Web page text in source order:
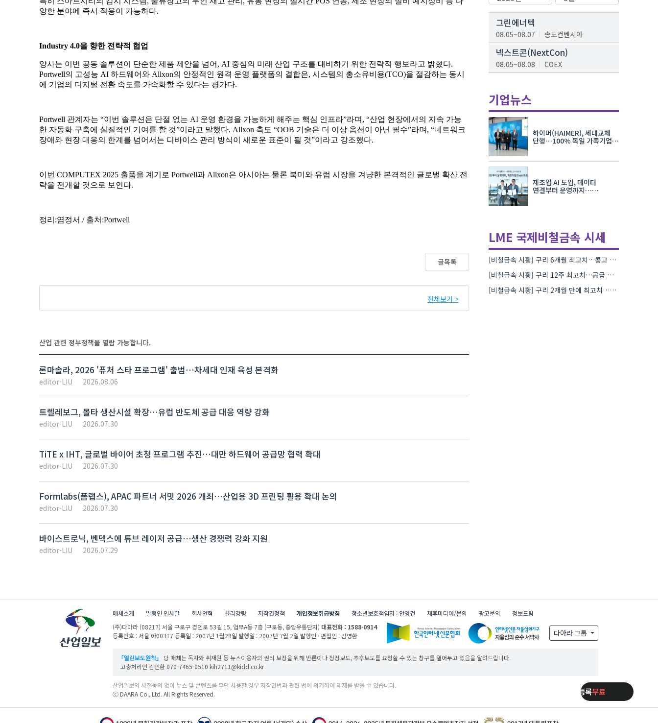
글목록
전체보기 >
산업 관련 정부정책을 열람 가능합니다.
론마솔라, 2026 '퓨처 스타 프로그램' 출범…차세대 인재 육성 본격화
editor-LIU 2026.08.06
트렐레보그, 몰타 생산시설 확장…유럽 반도체 공급 대응 역량 강화
editor-LIU 2026.07.30
TiTE x IHT, 글로벌 바이어 초청 프로그램 추진…대만 하드웨어 공급망 협력 확대
editor-LIU 2026.07.30
Formlabs(폼랩스), APAC 파트너 서밋 2026 개최…산업용 3D 프린팅 활용 확대 논의
editor-LIU 2026.07.30
바이스트로닉, 벤덱스에 튜브 레이저 공급…생산 경쟁력 강화 지원
editor-LIU 2026.07.29
그린에너텍
08.05~08.07 송도컨벤시아
넥스트콘(NextCon)
08.05~08.08 COEX
08.19~08.21
K-PRINT
08.19~08.22
자율주행모빌리티산업전
08.25~08.27
차세대 반도체 패키징 산업전
08.26~08.28 수원컨벤션센터
기업뉴스
하이머(HAIMER), 세대교체
단행…100% 독일 가족기업
제조업 AI 도입, 데이터
연결부터 운영까지…
LME 국제비철금속 시세
[비철금속 시황] 구리 6개월 최고치…콩고 수출 규제에 공급 우려 확대
[비철금속 시황] 구리 12주 최고치…공급 부족 우려에 강세
[비철금속 시황] 구리 2개월 만에 최고치…재고 감소에 공급 부족 우려 확대
제품등록무료
매체소개 발행인 인사말 회사연혁 윤리강령 저작권정책 개인정보취급방침 청소년보호책임자 : 안영건 제휴미디어/문의 광고문의
정보드림
(주)다아라 (08217) 서울 구로구 경인로 53길 15,업무A동 7층 (구로동, 중앙유통단지) 대표전화 : 1588-0914
등록번호 : 서울 아00317 등록일 : 2007년 1월29일 발행일 : 2007년 7월 2일 발행인 · 편집인 : 김영환 다아라 그룹
「열린보도원칙」
당 매체는 독자와 취재원 등 뉴스이용자의 권리 보장을 위해 반론이나 정정보도, 추후보도를 요청할 수 있는 창구를 열어두고 있음을 알려드립니다.
고충처리인 김인환 070-7465-0510 kih2711@kidd.co.kr
산업일보의 사전동의 없이 뉴스 및 콘텐츠를 무단 사용할 경우 저작권법과 관련 법에 의거하여 제재를 받을 수 있습니다.
ⓒ DAARA Co., Ltd. All Rights Reserved.